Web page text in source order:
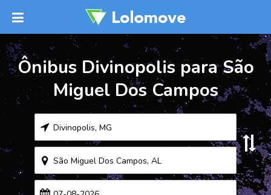
Ônibus Divinopolis para São
Miguel Dos Campos